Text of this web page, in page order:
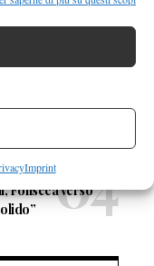
Imprint
Djokovic? Due
Fonseca verso